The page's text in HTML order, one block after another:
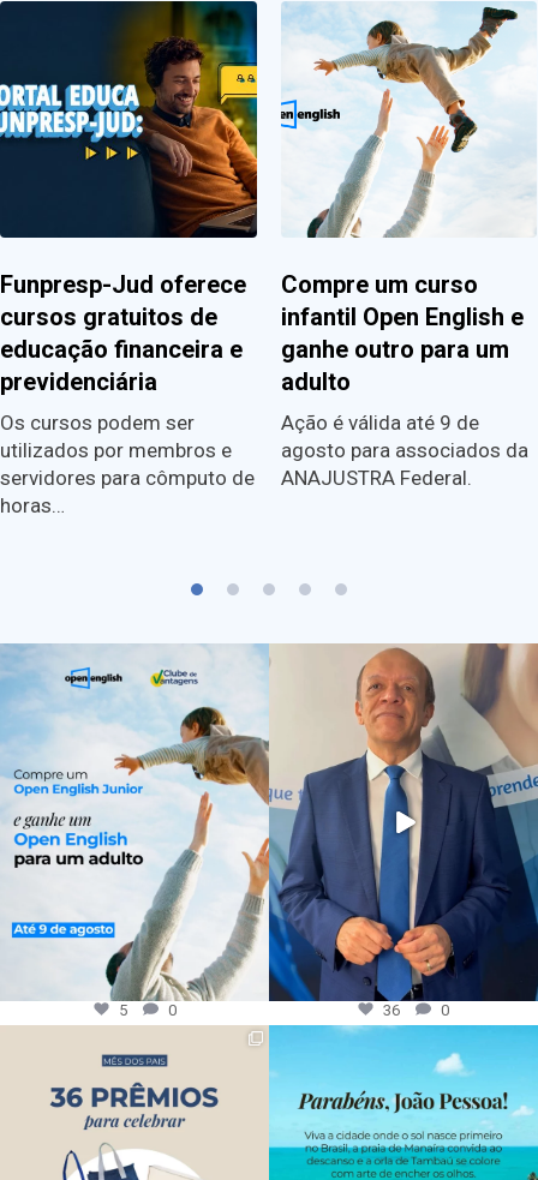
Funpresp-Jud oferece
cursos gratuitos de
educação financeira e
previdenciária
Os cursos podem ser
utilizados por membros e
servidores para cômputo de
horas…
Compre um curso
infantil Open English e
ganhe outro para um
adulto
Ação é válida até 9 de
agosto para associados da
ANAJUSTRA Federal.
5 0 36 0